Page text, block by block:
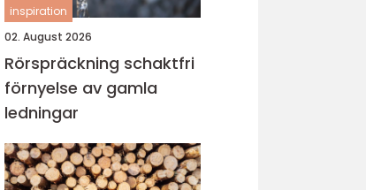
inspiration
02. August 2026
Rörspräckning schaktfri
förnyelse av gamla
ledningar